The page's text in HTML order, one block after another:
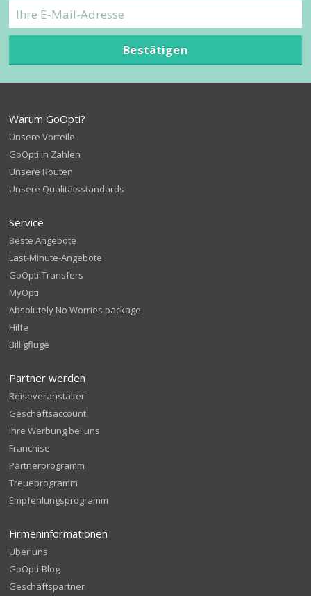
Bestätigen
Warum GoOpti?
Unsere Vorteile
GoOpti in Zahlen
Unsere Routen
Unsere Qualitätsstandards
Service
Beste Angebote
Last-Minute-Angebote
GoOpti-Transfers
MyOpti
Absolutely No Worries package
Hilfe
Billigflüge
Partner werden
Reiseveranstalter
Geschäftsaccount
Ihre Werbung bei uns
Franchise
Partnerprogramm
Treueprogramm
Empfehlungsprogramm
Firmeninformationen
Über uns
GoOpti-Blog
Geschäftspartner